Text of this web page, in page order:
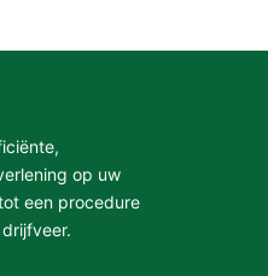
op uw
een procedure